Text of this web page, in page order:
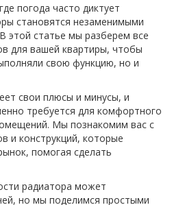
погода часто диктует
становятся незаменимыми
этой статье мы разберем все
для вашей квартиры, чтобы
свою функцию, но и
свои плюсы и минусы, и
требуется для комфортного
Мы познакомим вас с
и конструкций, которые
помогая сделать
радиатора может
но мы поделимся простыми